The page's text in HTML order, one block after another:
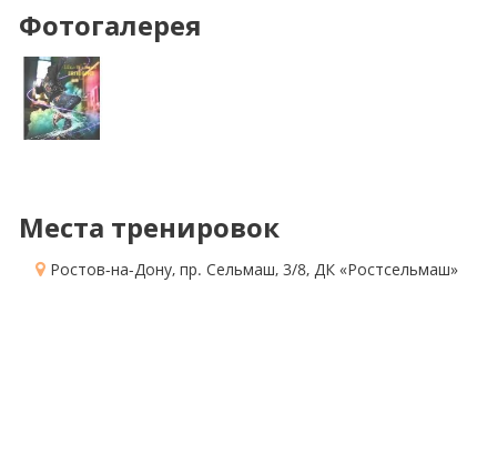
Фотогалерея
Места тренировок
Ростов-на-Дону, пр. Сельмаш, 3/8, ДК «Ростсельмаш»